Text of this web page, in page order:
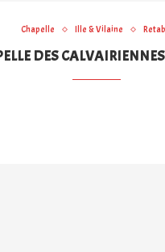
Chapelle Ille & Vilaine
DES